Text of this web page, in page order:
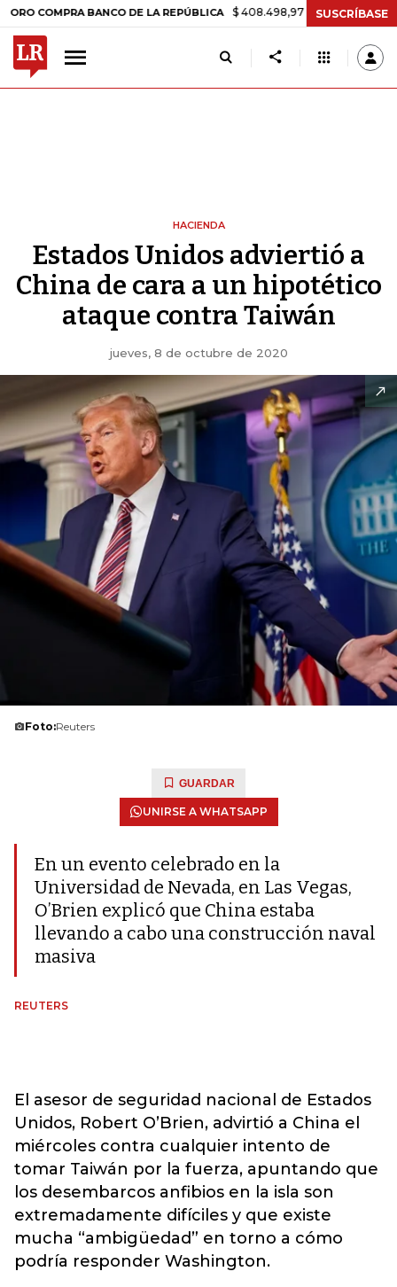
BANCO DE LA REPÚBLICA $ 408.498,97 +$ 8.753,81 +2,19%
SUSCRÍBASE
HACIENDA
Estados Unidos adviertió a
China de cara a un hipotético
ataque contra Taiwán
jueves, 8 de octubre de 2020
Foto:Reuters
GUARDAR
UNIRSE A WHATSAPP
En un evento celebrado en la
Universidad de Nevada, en Las Vegas,
O’Brien explicó que China estaba
llevando a cabo una construcción naval
masiva
REUTERS
El asesor de seguridad nacional de Estados
Unidos, Robert O’Brien, advirtió a China el
miércoles contra cualquier intento de
tomar Taiwán por la fuerza, apuntando que
los desembarcos anfibios en la isla son
extremadamente difíciles y que existe
mucha “ambigüedad” en torno a cómo
podría responder Washington.